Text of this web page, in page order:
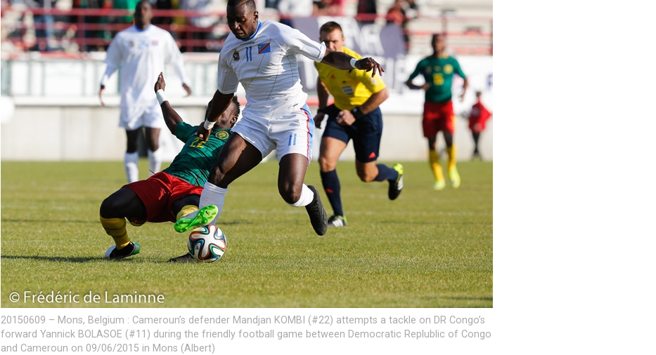
20150609 – Mons, Belgium : Cameroun’s defender Mandjan KOMBI (#22) attempts a tackle on DR Congo’s
forward Yannick BOLASOE (#11) during the friendly football game between Democratic Replublic of Congo
and Cameroun on 09/06/2015 in Mons (Albert)